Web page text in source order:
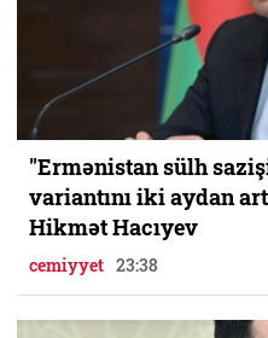
"Ermənistan sülh
variantını iki aydan
Hikmət Hacıyev
cemiyyet 23:38